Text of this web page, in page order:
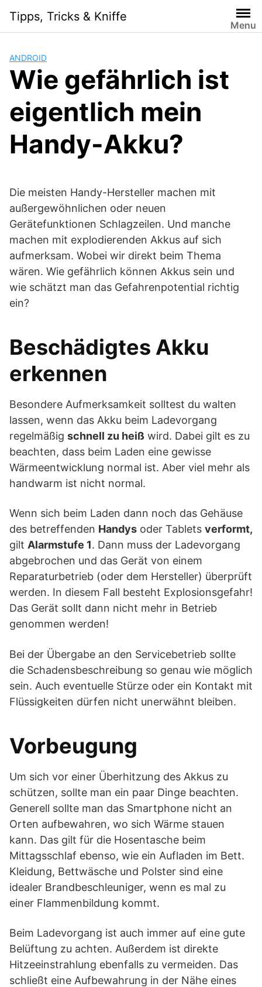
content
Tipps, Tricks & Kniffe
Menu
ANDROID
Wie gefährlich ist
eigentlich mein
Handy-Akku?
Die meisten Handy-Hersteller machen mit
außergewöhnlichen oder neuen
Gerätefunktionen Schlagzeilen. Und manche
machen mit explodierenden Akkus auf sich
aufmerksam. Wobei wir direkt beim Thema
wären. Wie gefährlich können Akkus sein und
wie schätzt man das Gefahrenpotential richtig
ein?
Beschädigtes Akku
erkennen
Besondere Aufmerksamkeit solltest du walten
lassen, wenn das Akku beim Ladevorgang
regelmäßig schnell zu heiß wird. Dabei gilt es zu
beachten, dass beim Laden eine gewisse
Wärmeentwicklung normal ist. Aber viel mehr als
handwarm ist nicht normal.
Wenn sich beim Laden dann noch das Gehäuse
des betreffenden Handys oder Tablets verformt,
gilt Alarmstufe 1. Dann muss der Ladevorgang
abgebrochen und das Gerät von einem
Reparaturbetrieb (oder dem Hersteller) überprüft
werden. In diesem Fall besteht Explosionsgefahr!
Das Gerät sollt dann nicht mehr in Betrieb
genommen werden!
Bei der Übergabe an den Servicebetrieb sollte
die Schadensbeschreibung so genau wie möglich
sein. Auch eventuelle Stürze oder ein Kontakt mit
Flüssigkeiten dürfen nicht unerwähnt bleiben.
Vorbeugung
Um sich vor einer Überhitzung des Akkus zu
schützen, sollte man ein paar Dinge beachten.
Generell sollte man das Smartphone nicht an
Orten aufbewahren, wo sich Wärme stauen
kann. Das gilt für die Hosentasche beim
Mittagsschlaf ebenso, wie ein Aufladen im Bett.
Kleidung, Bettwäsche und Polster sind eine
idealer Brandbeschleuniger, wenn es mal zu
einer Flammenbildung kommt.
Beim Ladevorgang ist auch immer auf eine gute
Belüftung zu achten. Außerdem ist direkte
Hitzeeinstrahlung ebenfalls zu vermeiden. Das
schließt eine Aufbewahrung in der Nähe eines